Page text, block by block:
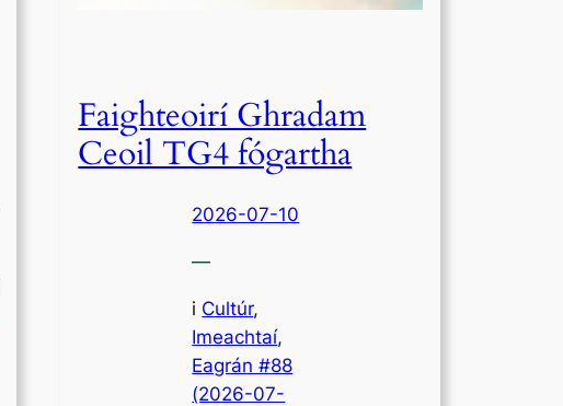
Faighteoirí Ghradam
Ceoil TG4 fógartha
2026-07-10
—
i Cultúr
Imeachtaí,
Eagrán #88
(2026-07-